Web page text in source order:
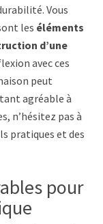
Vous
les éléments
d’une
avec ces
peut
agréable à
n’hésitez pas à
pratiques et des
pour